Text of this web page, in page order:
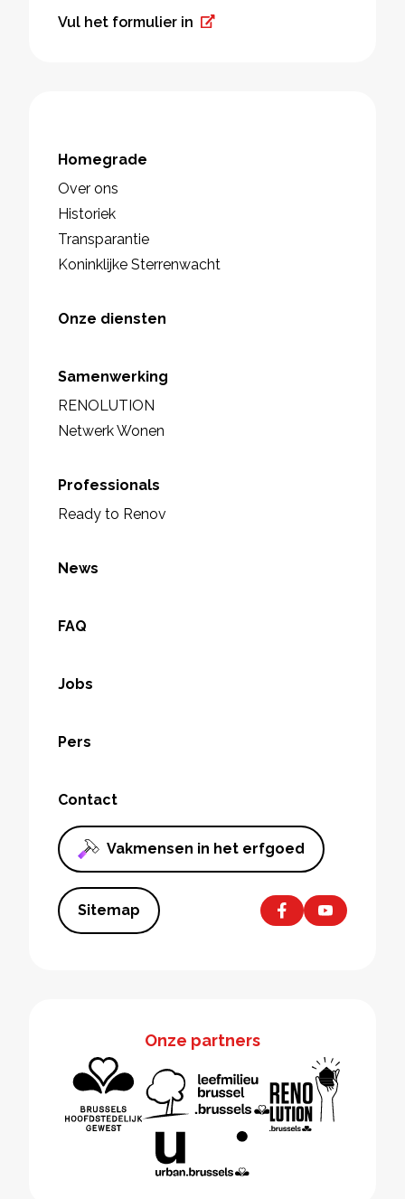
Vul het formulier in
Homegrade
Over ons
Historiek
Transparantie
Koninklijke Sterrenwacht
Onze diensten
Samenwerking
RENOLUTION
Netwerk Wonen
Professionals
Ready to Renov
News
FAQ
Jobs
Pers
Contact
Vakmensen in het erfgoed
Sitemap
Onze partners